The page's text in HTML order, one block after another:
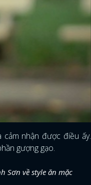
nhận được điều ấy.
gượng gạo.
Sơn về style ăn mặc